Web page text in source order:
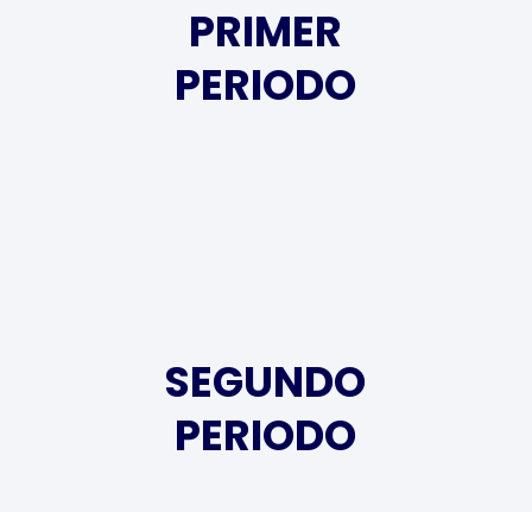
PRIMER
PERIODO
SEGUNDO
PERIODO